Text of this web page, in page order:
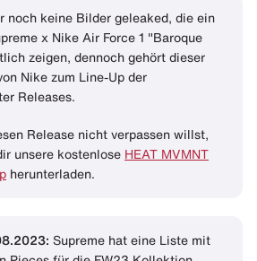
noch keine Bilder geleaked, die ein
x Nike Air Force 1 "Baroque
zeigen, dennoch gehört dieser
Nike zum Line-Up der
Releases.
Release nicht verpassen willst,
unsere kostenlose HEAT MVMNT
herunterladen.
Supreme hat eine Liste mit